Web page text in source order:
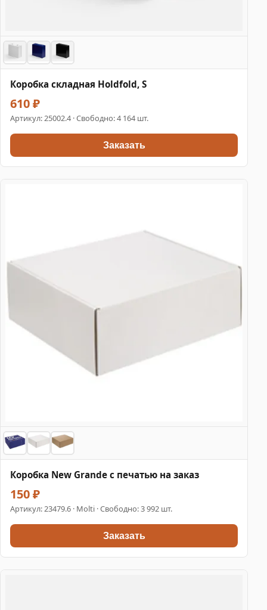
Коробка складная Holdfold, S
610 ₽
Артикул:25002.4 · Свободно: 4 164 шт.
Заказать
Коробка New Grande с печатью на заказ
150 ₽
Артикул:23479.6 · Molti · Свободно: 3 992 шт.
Заказать